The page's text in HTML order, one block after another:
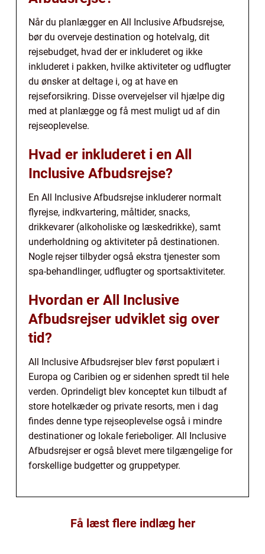
Når du planlægger en All Inclusive Afbudsrejse,
bør du overveje destination og hotelvalg, dit
rejsebudget, hvad der er inkluderet og ikke
inkluderet i pakken, hvilke aktiviteter og udflugter
du ønsker at deltage i, og at have en
rejseforsikring. Disse overvejelser vil hjælpe dig
med at planlægge og få mest muligt ud af din
rejseoplevelse.
Hvad er inkluderet i en All
Inclusive Afbudsrejse?
En All Inclusive Afbudsrejse inkluderer normalt
flyrejse, indkvartering, måltider, snacks,
drikkevarer (alkoholiske og læskedrikke), samt
underholdning og aktiviteter på destinationen.
Nogle rejser tilbyder også ekstra tjenester som
spa-behandlinger, udflugter og sportsaktiviteter.
Hvordan er All Inclusive
Afbudsrejser udviklet sig over
tid?
All Inclusive Afbudsrejser blev først populært i
Europa og Caribien og er sidenhen spredt til hele
verden. Oprindeligt blev konceptet kun tilbudt af
store hotelkæder og private resorts, men i dag
findes denne type rejseoplevelse også i mindre
destinationer og lokale ferieboliger. All Inclusive
Afbudsrejser er også blevet mere tilgængelige for
forskellige budgetter og gruppetyper.
Få læst flere indlæg her